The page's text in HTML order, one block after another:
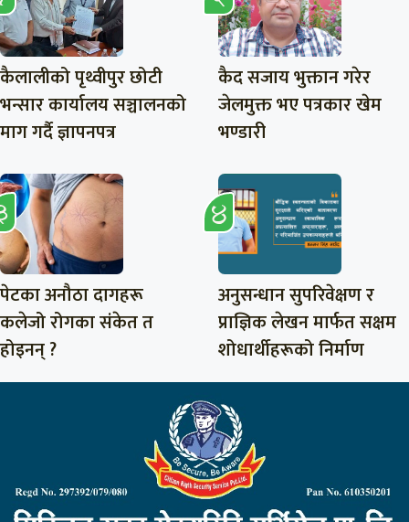
कैलालीको पृथ्वीपुर छोटी
भन्सार कार्यालय सञ्चालनको
माग गर्दै ज्ञापनपत्र
कैद सजाय भुक्तान गरेर
जेलमुक्त भए पत्रकार खेम
भण्डारी
पेटका अनौठा दागहरू
कलेजो रोगका संकेत त
होइनन् ?
अनुसन्धान सुपरिवेक्षण र
प्राज्ञिक लेखन मार्फत सक्षम
शोधार्थीहरूको निर्माण